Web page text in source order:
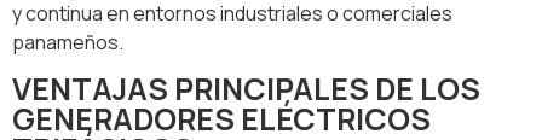
y continua en entornos industriales o comerciales
panameños.
VENTAJAS PRINCIPALES DE LOS
GENERADORES ELÉCTRICOS